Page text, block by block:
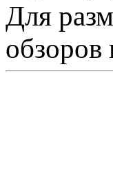
Для
обзоров